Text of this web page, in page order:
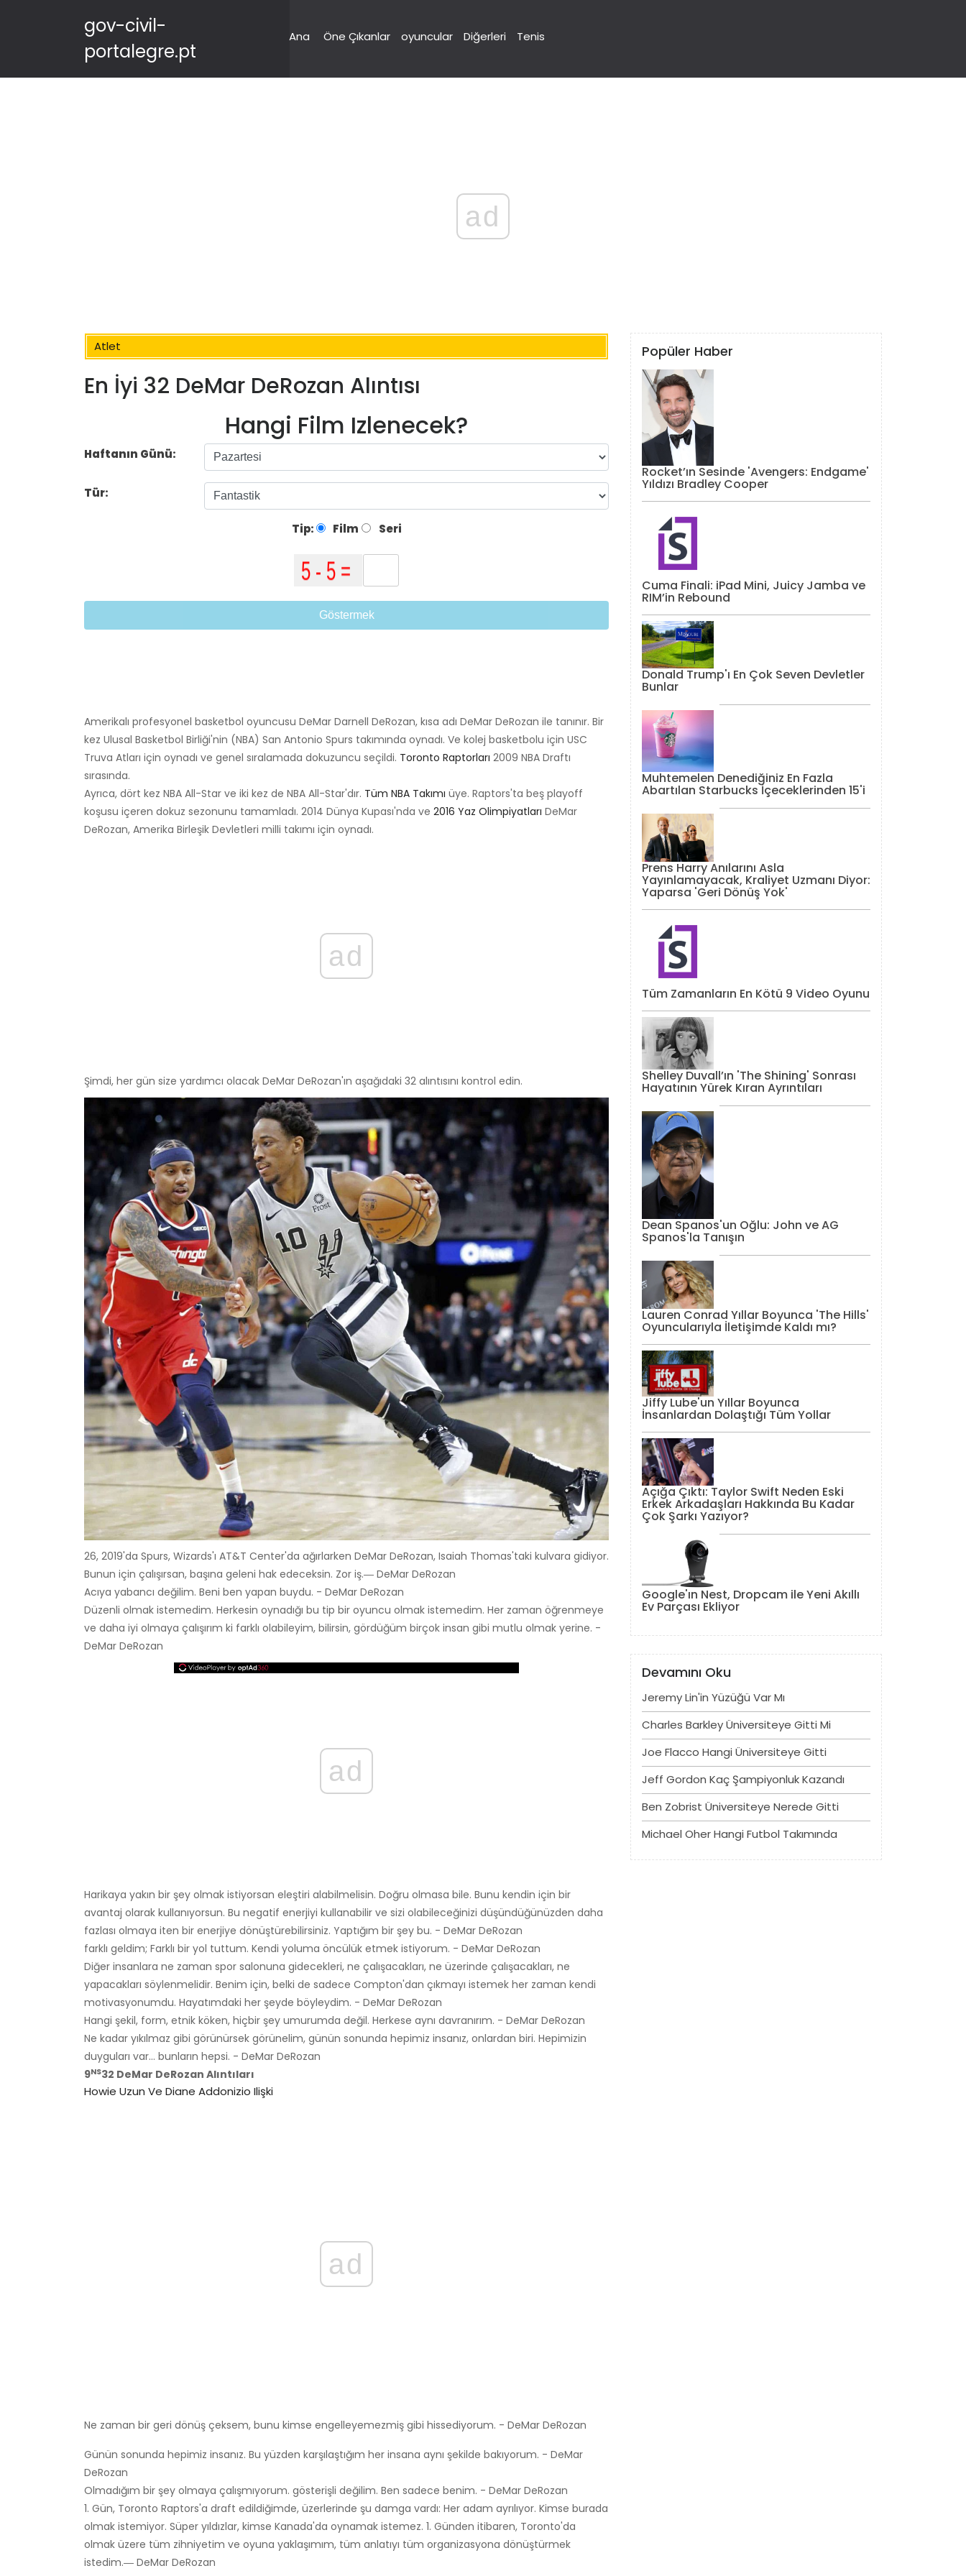
gov-civil-
portalegre.pt
Ana Öne Çıkanlar oyuncular Diğerleri Tenis
ad
Atlet
En İyi 32 DeMar DeRozan Alıntısı
Hangi Film Izlenecek?
Haftanın Günü:
Tür:
Tip: Film Seri
Göstermek
Amerikalı profesyonel basketbol oyuncusu DeMar Darnell DeRozan, kısa adı DeMar DeRozan ile tanınır. Bir
kez Ulusal Basketbol Birliği'nin (NBA) San Antonio Spurs takımında oynadı. Ve kolej basketbolu için USC
Truva Atları için oynadı ve genel sıralamada dokuzuncu seçildi. Toronto Raptorları 2009 NBA Draftı
sırasında.
Ayrıca, dört kez NBA All-Star ve iki kez de NBA All-Star'dır. Tüm NBA Takımı üye. Raptors'ta beş playoff
koşusu içeren dokuz sezonunu tamamladı. 2014 Dünya Kupası'nda ve 2016 Yaz Olimpiyatları DeMar
DeRozan, Amerika Birleşik Devletleri milli takımı için oynadı.
ad
Şimdi, her gün size yardımcı olacak DeMar DeRozan'ın aşağıdaki 32 alıntısını kontrol edin.
26, 2019'da Spurs, Wizards'ı AT&T Center'da ağırlarken DeMar DeRozan, Isaiah Thomas'taki kulvara gidiyor.
Bunun için çalışırsan, başına geleni hak edeceksin. Zor iş.― DeMar DeRozan
Acıya yabancı değilim. Beni ben yapan buydu. - DeMar DeRozan
Düzenli olmak istemedim. Herkesin oynadığı bu tip bir oyuncu olmak istemedim. Her zaman öğrenmeye
ve daha iyi olmaya çalışırım ki farklı olabileyim, bilirsin, gördüğüm birçok insan gibi mutlu olmak yerine. -
DeMar DeRozan
ad
Harikaya yakın bir şey olmak istiyorsan eleştiri alabilmelisin. Doğru olmasa bile. Bunu kendin için bir
avantaj olarak kullanıyorsun. Bu negatif enerjiyi kullanabilir ve sizi olabileceğinizi düşündüğünüzden daha
fazlası olmaya iten bir enerjiye dönüştürebilirsiniz. Yaptığım bir şey bu. - DeMar DeRozan
farklı geldim; Farklı bir yol tuttum. Kendi yoluma öncülük etmek istiyorum. - DeMar DeRozan
Diğer insanlara ne zaman spor salonuna gidecekleri, ne çalışacakları, ne üzerinde çalışacakları, ne
yapacakları söylenmelidir. Benim için, belki de sadece Compton'dan çıkmayı istemek her zaman kendi
motivasyonumdu. Hayatımdaki her şeyde böyleydim. - DeMar DeRozan
Hangi şekil, form, etnik köken, hiçbir şey umurumda değil. Herkese aynı davranırım. - DeMar DeRozan
Ne kadar yıkılmaz gibi görünürsek görünelim, günün sonunda hepimiz insanız, onlardan biri. Hepimizin
duyguları var… bunların hepsi. - DeMar DeRozan
9NS32 DeMar DeRozan Alıntıları
Howie Uzun Ve Diane Addonizio Ilişki
ad
Ne zaman bir geri dönüş çeksem, bunu kimse engelleyemezmiş gibi hissediyorum. - DeMar DeRozan
Günün sonunda hepimiz insanız. Bu yüzden karşılaştığım her insana aynı şekilde bakıyorum. - DeMar
DeRozan
Olmadığım bir şey olmaya çalışmıyorum. gösterişli değilim. Ben sadece benim. - DeMar DeRozan
1. Gün, Toronto Raptors'a draft edildiğimde, üzerlerinde şu damga vardı: Her adam ayrılıyor. Kimse burada
olmak istemiyor. Süper yıldızlar, kimse Kanada'da oynamak istemez. 1. Günden itibaren, Toronto'da
olmak üzere tüm zihniyetim ve oyuna yaklaşımım, tüm anlatıyı tüm organizasyona dönüştürmek
istedim.― DeMar DeRozan
Popüler Haber
Rocket’ın Sesinde 'Avengers: Endgame'
Yıldızı Bradley Cooper
Cuma Finali: iPad Mini, Juicy Jamba ve
RIM’in Rebound
Donald Trump'ı En Çok Seven Devletler
Bunlar
Muhtemelen Denediğiniz En Fazla
Abartılan Starbucks İçeceklerinden 15'i
Prens Harry Anılarını Asla
Yayınlamayacak, Kraliyet Uzmanı Diyor:
Yaparsa 'Geri Dönüş Yok'
Tüm Zamanların En Kötü 9 Video Oyunu
Shelley Duvall’ın 'The Shining' Sonrası
Hayatının Yürek Kıran Ayrıntıları
Dean Spanos'un Oğlu: John ve AG
Spanos'la Tanışın
Lauren Conrad Yıllar Boyunca 'The Hills'
Oyuncularıyla İletişimde Kaldı mı?
Jiffy Lube'un Yıllar Boyunca
İnsanlardan Dolaştığı Tüm Yollar
Açığa Çıktı: Taylor Swift Neden Eski
Erkek Arkadaşları Hakkında Bu Kadar
Çok Şarkı Yazıyor?
Google'ın Nest, Dropcam ile Yeni Akıllı
Ev Parçası Ekliyor
Devamını Oku
Jeremy Lin'in Yüzüğü Var Mı
Charles Barkley Üniversiteye Gitti Mi
Joe Flacco Hangi Üniversiteye Gitti
Jeff Gordon Kaç Şampiyonluk Kazandı
Ben Zobrist Üniversiteye Nerede Gitti
Michael Oher Hangi Futbol Takımında